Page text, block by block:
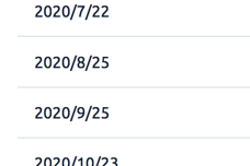
【比較】最新のおす